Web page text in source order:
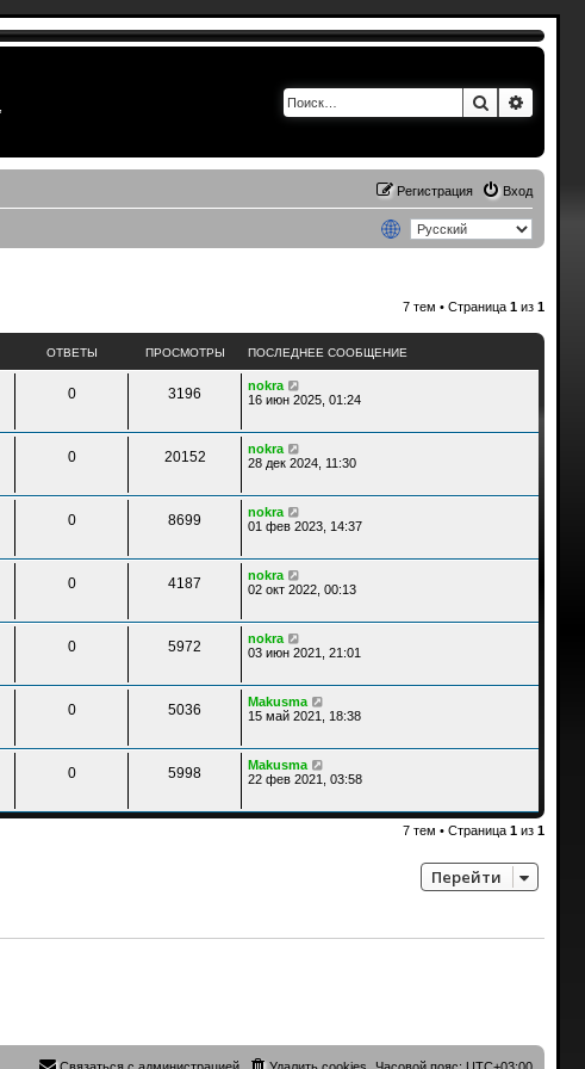
Поиск
Вход
Регистрация
7 тем • Страница1 из1
ОТВЕТЫ ПРОСМОТРЫ ПОСЛЕДНЕЕ СООБЩЕНИЕ
0 3196
nokra
16 июн 2025, 01:24
0 20152
nokra
28 дек 2024, 11:30
0 8699
nokra
01 фев 2023, 14:37
0 4187
nokra
02 окт 2022, 00:13
0 5972
nokra
03 июн 2021, 21:01
0 5036
Makusma
15 май 2021, 18:38
0 5998
Makusma
22 фев 2021, 03:58
7 тем • Страница1 из1
Перейти